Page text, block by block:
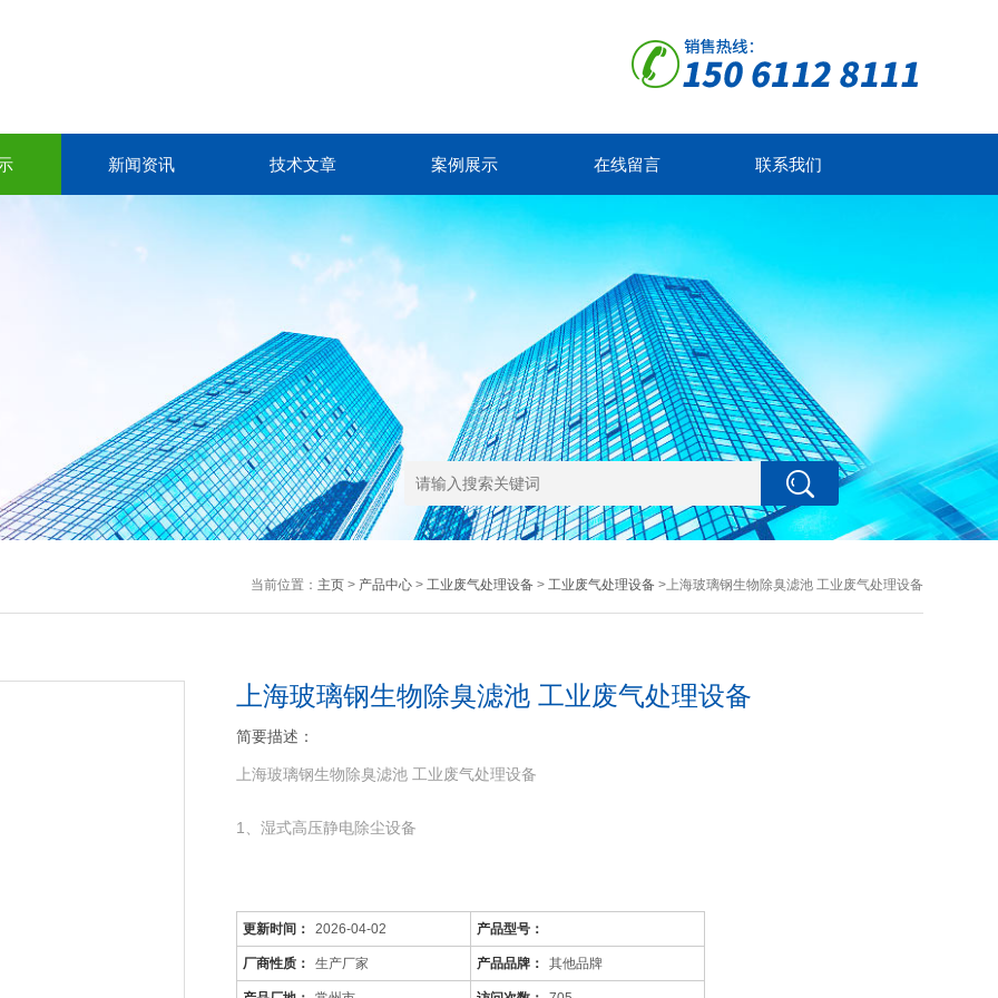
新闻资讯 技术文章 案例展示 在线留言 联系我们
当前位置： 主页> 产品中心> 工业废气处理设备> 工业废气处理设备>上海玻璃钢生物除臭滤池 工业废气处理设备
上海玻璃钢生物除臭滤池 工业废气处理设备
简要描述：
上海玻璃钢生物除臭滤池 工业废气处理设备
1、湿式高压静电除尘设备
更新时间： 2026-04-02 产品型号：
厂商性质： 生产厂家 产品品牌： 其他品牌